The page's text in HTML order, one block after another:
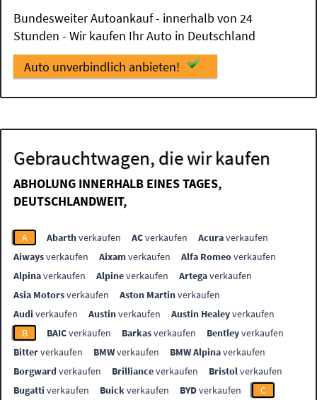
Bundesweiter Autoankauf - innerhalb von 24
Stunden - Wir kaufen Ihr Auto in Deutschland
Auto unverbindlich anbieten!
Gebrauchtwagen, die wir kaufen
ABHOLUNG INNERHALB EINES TAGES,
DEUTSCHLANDWEIT,
A Abarthverkaufen ACverkaufen Acuraverkaufen
Aiwaysverkaufen Aixamverkaufen Alfa Romeoverkaufen
Alpinaverkaufen Alpineverkaufen Artegaverkaufen
Asia Motorsverkaufen Aston Martinverkaufen
Audi verkaufen Austinverkaufen Austin Healeyverkaufen
B
BAICverkaufen Barkasverkaufen Bentleyverkaufen
Bitterverkaufen BMWverkaufen BMW Alpinaverkaufen
Borgwardverkaufen Brillianceverkaufen Bristolverkaufen
Bugatti verkaufen Buickverkaufen BYDverkaufen C